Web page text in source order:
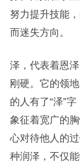
努力提升技能
而迷失方向。
泽，代表着恩
刚硬。它的领
的人有了“泽”
象征着宽广的
心对待他人的
种润泽，不仅